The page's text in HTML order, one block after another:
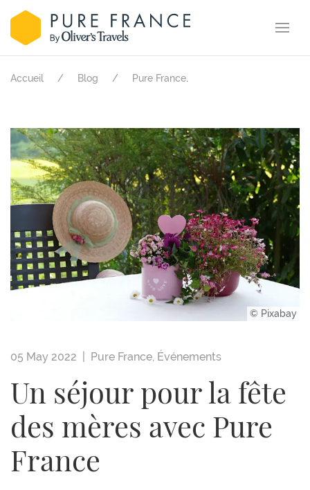
Accueil Blog Pure France.
© Pixabay
05 May 2022 | Pure France, Événements
Un séjour pour la fête
des mères avec Pure
France